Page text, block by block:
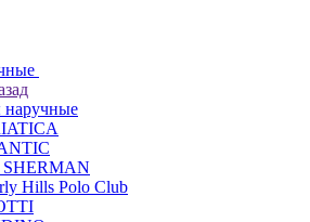
наручные
Hills Polo Club